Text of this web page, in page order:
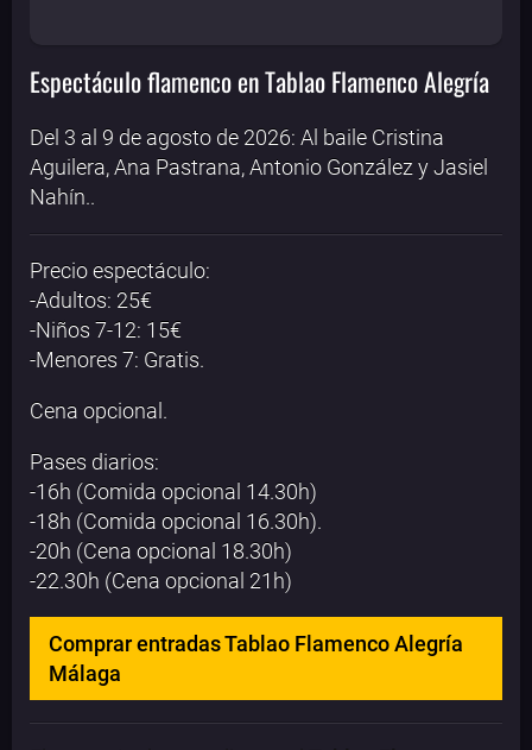
Espectáculo flamenco en Tablao Flamenco Alegría
Del 3 al 9 de agosto de 2026: Al baile Cristina
Aguilera, Ana Pastrana, Antonio González y Jasiel
Nahín..
Precio espectáculo:
-Adultos: 25€
-Niños 7-12: 15€
-Menores 7: Gratis.
Cena opcional.
Pases diarios:
-16h (Comida opcional 14.30h)
-18h (Comida opcional 16.30h).
-20h (Cena opcional 18.30h)
-22.30h (Cena opcional 21h)
Comprar entradas Tablao Flamenco Alegría
Málaga